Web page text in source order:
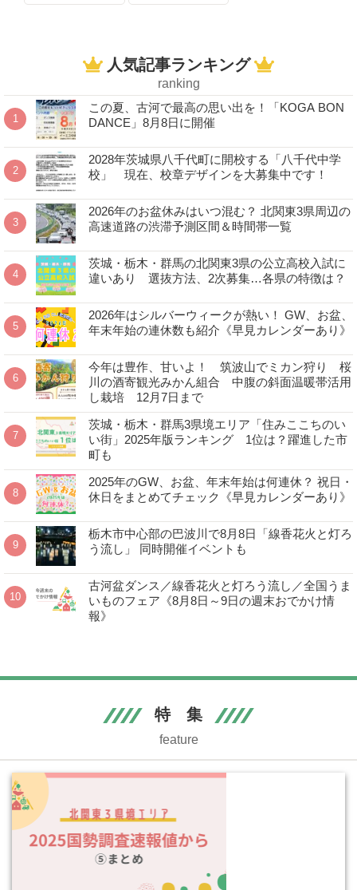
人気記事ランキング
ranking
この夏、古河で最高の思い出を！「KOGA BON
DANCE」8月8日に開催
2028年茨城県八千代町に開校する「八千代中学
校」 現在、校章デザインを大募集中です！
2026年のお盆休みはいつ混む？ 北関東3県周辺の
高速道路の渋滞予測区間＆時間帯一覧
茨城・栃木・群馬の北関東3県の公立高校入試に
違いあり 選抜方法、2次募集…各県の特徴は？
2026年はシルバーウィークが熱い！ GW、お盆、
年末年始の連休数も紹介《早見カレンダーあり》
今年は豊作、甘いよ！ 筑波山でミカン狩り 桜
川の酒寄観光みかん組合 中腹の斜面温暖帯活用
し栽培 12月7日まで
茨城・栃木・群馬3県境エリア「住みここちのい
い街」2025年版ランキング 1位は？躍進した市
町も
2025年のGW、お盆、年末年始は何連休？ 祝日・
休日をまとめてチェック《早見カレンダーあり》
栃木市中心部の巴波川で8月8日「線香花火と灯ろ
う流し」 同時開催イベントも
古河盆ダンス／線香花火と灯ろう流し／全国うま
いものフェア《8月8日～9日の週末おでかけ情
報》
特 集
feature